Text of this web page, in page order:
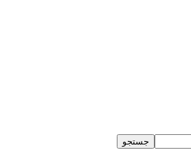
جستجو